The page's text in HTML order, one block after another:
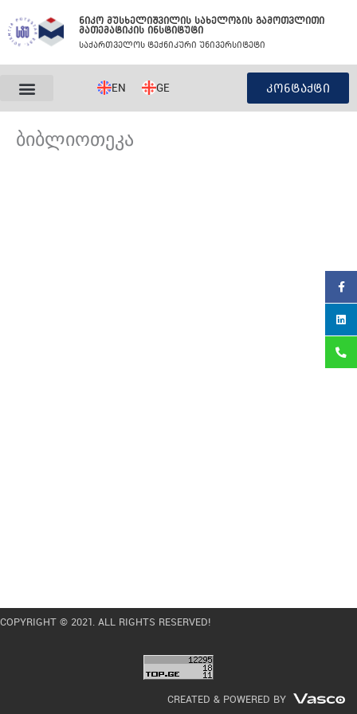
to
content
ნიკო მუსხელიშვილის სახელობის გამოთვლითი
მათემატიკის ინსტიტუტი
საქართველოს ტექნიკური უნივერსიტეტი
EN GE კონტაქტი
ბიბლიოთეკა
COPYRIGHT © 2021. ALL RIGHTS RESERVED!
CREATED & POWERED BY